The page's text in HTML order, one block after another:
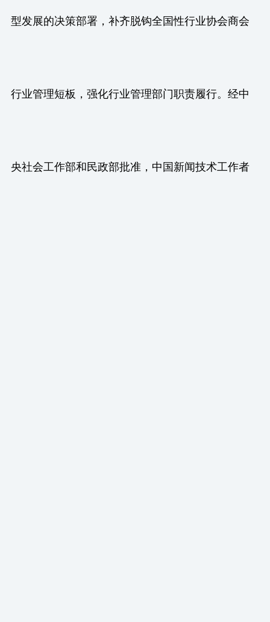
型发展的决策部署，补齐脱钩全国性行业协会商会
行业管理短板，强化行业管理部门职责履行。经中
央社会工作部和民政部批准，中国新闻技术工作者